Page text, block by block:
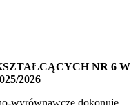
NR 6 W
2026